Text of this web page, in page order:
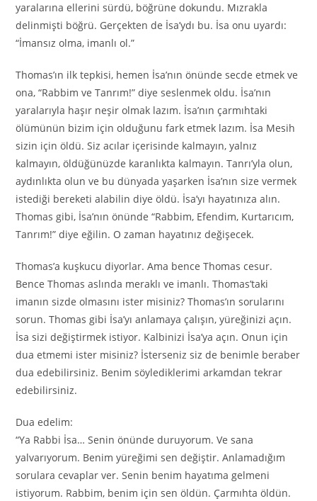
yaralarına ellerini sürdü, böğrüne dokundu. Mızrakla
delinmişti böğrü. Gerçekten de İsa’ydı bu. İsa onu uyardı:
“İmansız olma, imanlı ol.”
Thomas’ın ilk tepkisi, hemen İsa’nın önünde secde etmek ve
ona, “Rabbim ve Tanrım!” diye seslenmek oldu. İsa’nın
yaralarıyla haşır neşir olmak lazım. İsa’nın çarmıhtaki
ölümünün bizim için olduğunu fark etmek lazım. İsa Mesih
sizin için öldü. Siz acılar içerisinde kalmayın, yalnız
kalmayın, öldüğünüzde karanlıkta kalmayın. Tanrı’yla olun,
aydınlıkta olun ve bu dünyada yaşarken İsa’nın size vermek
istediği bereketi alabilin diye öldü. İsa’yı hayatınıza alın.
Thomas gibi, İsa’nın önünde “Rabbim, Efendim, Kurtarıcım,
Tanrım!” diye eğilin. O zaman hayatınız değişecek.
Thomas’a kuşkucu diyorlar. Ama bence Thomas cesur.
Bence Thomas aslında meraklı ve imanlı. Thomas’taki
imanın sizde olmasını ister misiniz? Thomas’ın sorularını
sorun. Thomas gibi İsa’yı anlamaya çalışın, yüreğinizi açın.
İsa sizi değiştirmek istiyor. Kalbinizi İsa’ya açın. Onun için
dua etmemi ister misiniz? İsterseniz siz de benimle beraber
dua edebilirsiniz. Benim söylediklerimi arkamdan tekrar
edebilirsiniz.
Dua edelim:
“Ya Rabbi İsa… Senin önünde duruyorum. Ve sana
yalvarıyorum. Benim yüreğimi sen değiştir. Anlamadığım
sorulara cevaplar ver. Senin benim hayatıma gelmeni
istiyorum. Rabbim, benim için sen öldün. Çarmıhta öldün.